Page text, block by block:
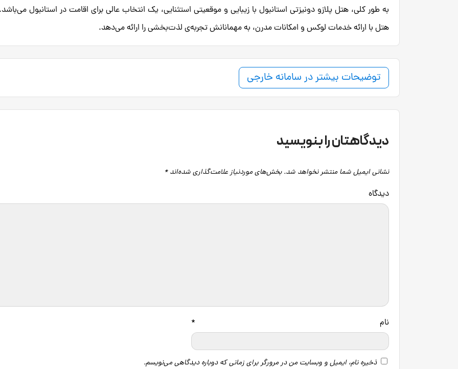
به طور کلی، هتل پلازو دونیزتی استانبول با زیبایی و موقعیتی استثنایی، یک انتخاب عالی برای اقامت در استانبول
هتل با ارائه خدمات لوکس و امکانات مدرن، به مهمانانش تجربه‌ی لذت‌بخشی را ارائه می‌دهد.
توضیحات بیشتر در سامانه خارجی
دیدگاهتان را بنویسید
نشانی ایمیل شما منتشر نخواهد شد. بخش‌های موردنیاز علامت‌گذاری شده‌اند*
نام *
ذخیره نام، ایمیل و وبسایت من در مرورگر برای زمانی که دوباره دیدگاهی می‌نویسم.